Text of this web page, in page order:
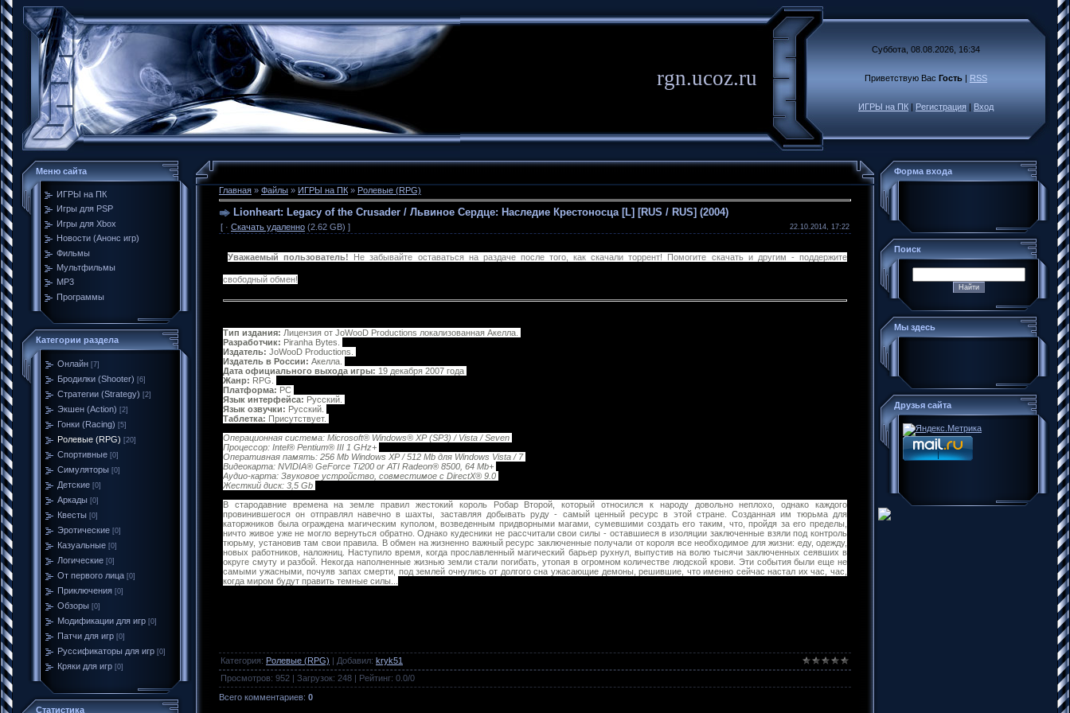
rgn.ucoz.ru
Суббота, 08.08.2026, 16:34
Приветствую Вас Гость | RSS
ИГРЫ на ПК | Регистрация | Вход
Меню сайта
ИГРЫ на ПК
Игры для PSP
Игры для Xbox
Новости (Анонс игр)
Фильмы
Мультфильмы
MP3
Программы
Категории раздела
Онлайн [7]
Бродилки (Shooter) [6]
Стратегии (Strategy) [2]
Экшен (Action) [2]
Гонки (Racing) [5]
Ролевые (RPG) [20]
Спортивные [0]
Симуляторы [0]
Детские [0]
Аркады [0]
Квесты [0]
Эротические [0]
Казуальные [0]
Логические [0]
От первого лица [0]
Приключения [0]
Обзоры [0]
Модификации для игр [0]
Патчи для игр [0]
Руссификаторы для игр [0]
Кряки для игр [0]
Статистика
Главная » Файлы » ИГРЫ на ПК » Ролевые (RPG)
Lionheart: Legacy of the Crusader / Львиное Сердце: Наследие Крестоносца [L] [RUS / RUS] (2004)
[ · Скачать удаленно (2.62 GB) ] 22.10.2014, 17:22
Уважаемый пользователь! Не забывайте оставаться на раздаче после того, как скачали торрент! Помогите скачать и другим - поддержите
свободный обмен!
Тип издания: Лицензия от JoWooD Productions локализованная Акелла.
Разработчик: Piranha Bytes.
Издатель: JoWooD Productions.
Издатель в России: Акелла.
Дата официального выхода игры: 19 декабря 2007 года
Жанр: RPG.
Платформа: PC
Язык интерфейса: Русский.
Язык озвучки: Русский.
Таблетка: Присутствует.
Операционная система: Microsoft® Windows® XP (SP3) / Vista / Seven
Процессор: Intel® Pentium® III 1 GHz+
Оперативная память: 256 Mb Windows XP / 512 Mb для Windows Vista / 7
Видеокарта: NVIDIA® GeForce Ti200 or ATI Radeon® 8500, 64 Mb+
Аудио-карта: Звуковое устройство, совместимое с DirectX® 9.0
Жесткий диск: 3,5 Gb
В стародавние времена на земле правил жестокий король Робар Второй, который относился к народу довольно неплохо, однако каждого
провинившегося он отправлял навечно в шахты, заставляя добывать руду - самый ценный ресурс в этой стране. Созданная им тюрьма для
каторжников была ограждена магическим куполом, возведенным придворными магами, сумевшими создать его таким, что, пройдя за его пределы,
ничто живое уже не могло вернуться обратно. Однако кудесники не рассчитали свои силы - оставшиеся в изоляции заключенные взяли под контроль
тюрьму, установив там свои правила. В обмен на жизненно важный ресурс заключенные получали от короля все необходимое для жизни: еду, одежду,
новых работников, наложниц. Наступило время, когда прославленный магический барьер рухнул, выпустив на волю тысячи заключенных сеявших в
округе смуту и разбой. Некогда наполненные жизнью земли стали погибать, утопая в огромном количестве людской крови. Эти события были еще не
самыми ужасными, почуяв запах смерти, под землей очнулись от долгого сна ужасающие демоны, решившие, что именно сейчас настал их час, час,
когда миром будут править темные силы...
Категория: Ролевые (RPG) | Добавил: kryk51
Просмотров: 952 | Загрузок: 248 | Рейтинг: 0.0/0
Всего комментариев: 0
Форма входа
Поиск
Мы здесь
Друзья сайта